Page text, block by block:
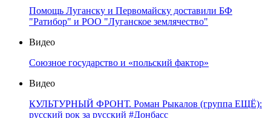
Помощь Луганску и Первомайску доставили БФ
"Ратибор" и РОО "Луганское землячество"
Видео
Союзное государство и «польский фактор»
Видео
КУЛЬТУРНЫЙ ФРОНТ. Роман Рыкалов (группа ЕЩЁ):
русский рок за русский #Донбасс